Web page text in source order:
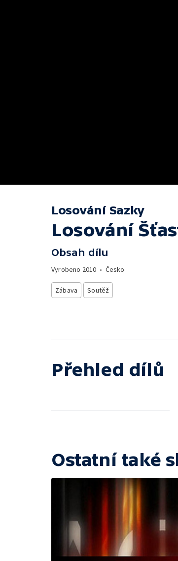
Losování Sazky
Losování
Obsah dílu
Vyrobeno 2010 • Česko
Zábava Soutěž
Přehled dílů
Ostatní také